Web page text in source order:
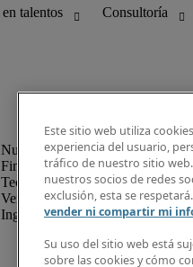
Finanzas y Contabilidad
Tecnología de la Información
Ventas y Marketing
Ingeniería
Este sitio web utiliza
experiencia del usuario,
tráfico de nuestro sitio
nuestros socios de redes
exclusión, esta se
vender ni compartir mi
Su uso del sitio web está
sobre las cookies y cómo